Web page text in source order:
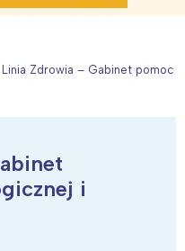
Linia Zdrowia – Gabinet
i